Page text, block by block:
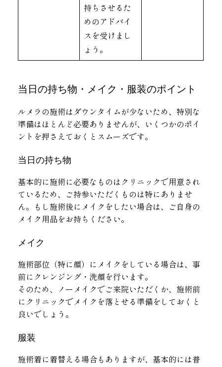
持ちさせるた
めのアドバイ
スを受けまし
ょう。
当日の持ち物・メイク・服装のポイント
ルメラの施術はダウンタイムが少ないため、特別な
準備はほとんど必要ありませんが、いくつかのポイ
ントを押さえておくとスムーズです。
当日の持ち物
基本的に施術に必要なものはクリニックで用意され
ているため、ご持参いただくものは特にありませ
ん。もし施術後にメイクをしたい場合は、ご自身の
メイク用品をお持ちください。
メイク
施術部位（特に顔）にメイクをしている場合は、事
前にクレンジング・洗顔を行います。
そのため、ノーメイクでご来院いただくか、施術前
にクリニックでメイクを落とせる準備をしておくと
良いでしょう。
服装
施術着に着替える場合もありますが、基本的には普